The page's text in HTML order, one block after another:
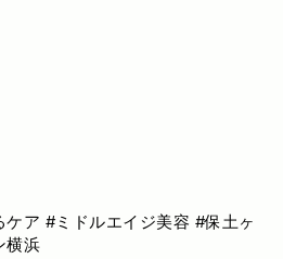
ア #ミドルエイジ美容 #保土ヶ
横浜